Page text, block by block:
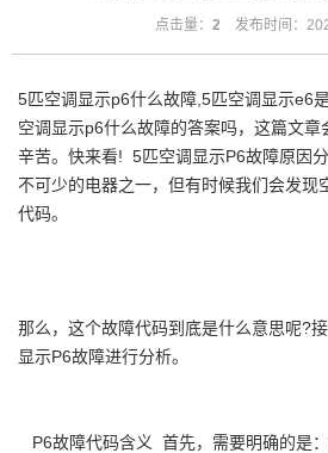
点击量： 2 发布时间：
5匹空调显示p6什么故障,5匹空调显示e6
空调显示p6什么故障的答案吗，这篇文章
辛苦。快来看! 5匹空调显示P6故障原因
不可少的电器之一，但有时候我们会发现
代码。
那么，这个故障代码到底是什么意思呢?
显示P6故障进行分析。
P6故障代码含义 首先，需要明确的是